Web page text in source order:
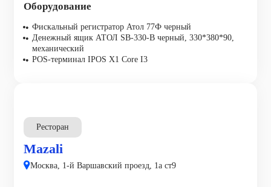
Оборудование
Фискальный регистратор Атол 77Ф черный
Денежный ящик АТОЛ SB-330-B черный, 330*380*90,
механический
POS-терминал IPOS X1 Core I3
Ресторан
Mazali
Москва, 1-й Варшавский проезд, 1а ст9